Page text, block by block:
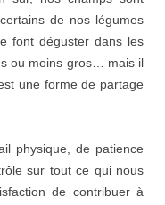
de nos légumes
font déguster dans les
ou moins gros… mais il
une forme de partage
physique, de patience
sur tout ce qui nous
de contribuer à